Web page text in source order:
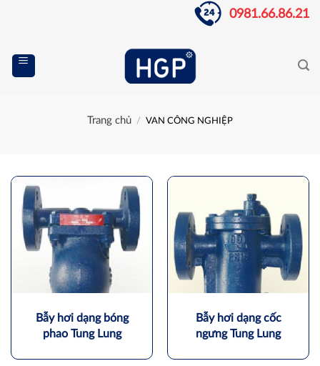
0981.66.86.21
Trang chủ / VAN CÔNG NGHIỆP
Bẫy hơi dạng bóng
phao Tung Lung
Bẫy hơi dạng cốc
ngưng Tung Lung